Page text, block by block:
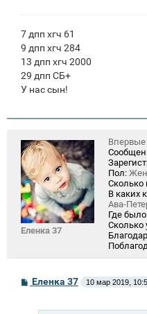
7 дпп хгч 61
9 дпп хгч 284
13 дпп хгч 2000
29 дпп СБ+
У нас сын!
Еленка 37
Пол:
Сколько
В каких
Ава-
Где
Сколько
С
о
Еленка 37 10 мар 2019,